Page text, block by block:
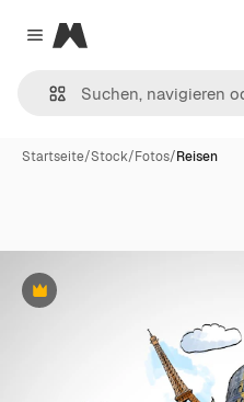
Close menu
Magnific
Startseite/Stock/Fotos/Reisen
Premium